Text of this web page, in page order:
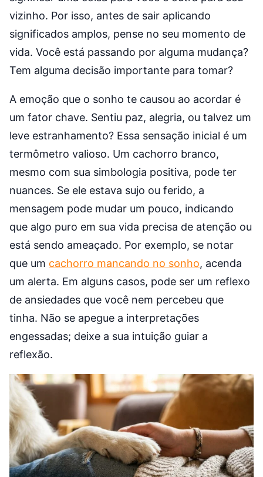
vizinho. Por isso, antes de sair aplicando
significados amplos, pense no seu momento de
vida. Você está passando por alguma mudança?
Tem alguma decisão importante para tomar?
A emoção que o sonho te causou ao acordar é
um fator chave. Sentiu paz, alegria, ou talvez um
leve estranhamento? Essa sensação inicial é um
termômetro valioso. Um cachorro branco,
mesmo com sua simbologia positiva, pode ter
nuances. Se ele estava sujo ou ferido, a
mensagem pode mudar um pouco, indicando
que algo puro em sua vida precisa de atenção ou
está sendo ameaçado. Por exemplo, se notar
que um cachorro mancando no sonho, acenda
um alerta. Em alguns casos, pode ser um reflexo
de ansiedades que você nem percebeu que
tinha. Não se apegue a interpretações
engessadas; deixe a sua intuição guiar a
reflexão.